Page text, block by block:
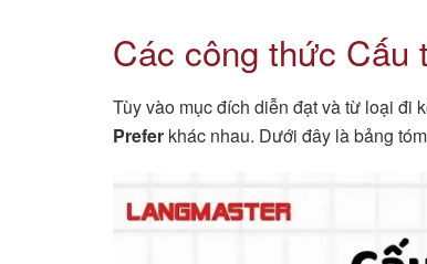
Các công thức Cấu
Tùy vào mục đích diễn đạt và từ loại đi
Prefer khác nhau. Dưới đây là bảng